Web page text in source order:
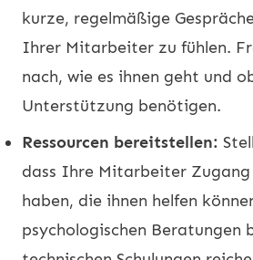
kurze, regelmäßige
Ihrer Mitarbeiter zu fühlen.
nach, wie es ihnen geht und
Unterstützung benötigen.
Ressourcen bereitstellen:
dass Ihre Mitarbeiter Zugang
haben, die ihnen helfen
psychologischen Beratungen